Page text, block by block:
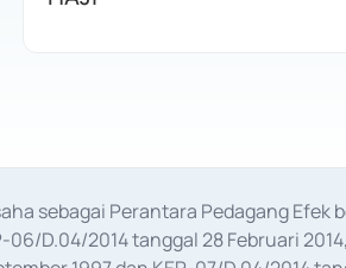
sebagai Perantara Pedagang
06/D.04/2014 tanggal 28 Februari